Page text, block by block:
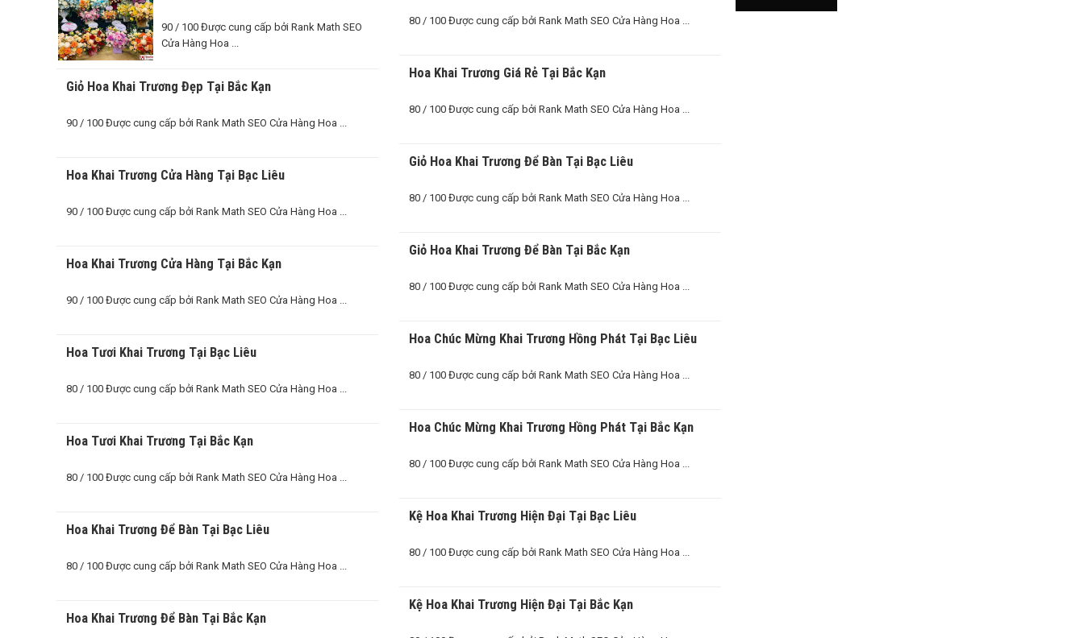
90 / 100 Được cung cấp bởi Rank Math SEO
Cửa Hàng Hoa ...
Giỏ Hoa Khai Trương Đẹp Tại Bắc Kạn
90 / 100 Được cung cấp bởi Rank Math SEO Cửa Hàng Hoa ...
Hoa Khai Trương Cửa Hàng Tại Bạc Liêu
90 / 100 Được cung cấp bởi Rank Math SEO Cửa Hàng Hoa ...
Hoa Khai Trương Cửa Hàng Tại Bắc Kạn
90 / 100 Được cung cấp bởi Rank Math SEO Cửa Hàng Hoa ...
Hoa Tươi Khai Trương Tại Bạc Liêu
80 / 100 Được cung cấp bởi Rank Math SEO Cửa Hàng Hoa ...
Hoa Tươi Khai Trương Tại Bắc Kạn
80 / 100 Được cung cấp bởi Rank Math SEO Cửa Hàng Hoa ...
Hoa Khai Trương Để Bàn Tại Bạc Liêu
80 / 100 Được cung cấp bởi Rank Math SEO Cửa Hàng Hoa ...
Hoa Khai Trương Để Bàn Tại Bắc Kạn
80 / 100 Được cung cấp bởi Rank Math SEO Cửa Hàng Hoa ...
Hoa Khai Trương Giá Rẻ Tại Bắc Kạn
80 / 100 Được cung cấp bởi Rank Math SEO Cửa Hàng Hoa ...
Giỏ Hoa Khai Trương Để Bàn Tại Bạc Liêu
80 / 100 Được cung cấp bởi Rank Math SEO Cửa Hàng Hoa ...
Giỏ Hoa Khai Trương Để Bàn Tại Bắc Kạn
80 / 100 Được cung cấp bởi Rank Math SEO Cửa Hàng Hoa ...
Hoa Chúc Mừng Khai Trương Hồng Phát Tại Bạc Liêu
80 / 100 Được cung cấp bởi Rank Math SEO Cửa Hàng Hoa ...
Hoa Chúc Mừng Khai Trương Hồng Phát Tại Bắc Kạn
80 / 100 Được cung cấp bởi Rank Math SEO Cửa Hàng Hoa ...
Kệ Hoa Khai Trương Hiện Đại Tại Bạc Liêu
80 / 100 Được cung cấp bởi Rank Math SEO Cửa Hàng Hoa ...
Kệ Hoa Khai Trương Hiện Đại Tại Bắc Kạn